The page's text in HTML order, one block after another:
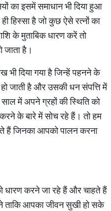
का इसमें समाधान भी दिया हुआ
हिस्सा है जो कुछ ऐसे रत्नों का
के मुताबिक धारण करें तो
जाता है।
दिया गया है जिन्हें पहनने के
जाती है और उसकी धन संपत्ति में
में अपने ग्रहों की स्थिति को
के बारे में सोच रहे हैं। तो हम
हैं जिनका आपको पालन करना
धारण करने जा रहे हैं और चाहते हैं
ताकि आपका जीवन सुखी हो सके